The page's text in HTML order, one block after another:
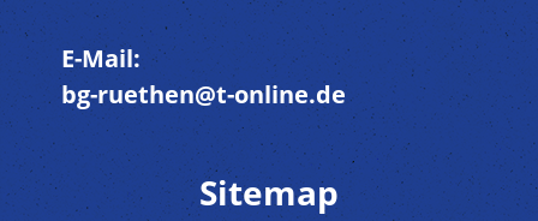
E-Mail:
bg-ruethen@t-online.de
Sitemap